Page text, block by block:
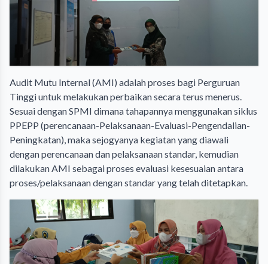
Audit Mutu Internal (AMI) adalah proses bagi Perguruan
Tinggi untuk melakukan perbaikan secara terus menerus.
Sesuai dengan SPMI dimana tahapannya menggunakan siklus
PPEPP (perencanaan-Pelaksanaan-Evaluasi-Pengendalian-
Peningkatan), maka sejogyanya kegiatan yang diawali
dengan perencanaan dan pelaksanaan standar, kemudian
dilakukan AMI sebagai proses evaluasi kesesuaian antara
proses/pelaksanaan dengan standar yang telah ditetapkan.